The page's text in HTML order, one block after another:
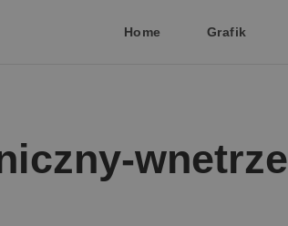
Home Grafik
wnetrze